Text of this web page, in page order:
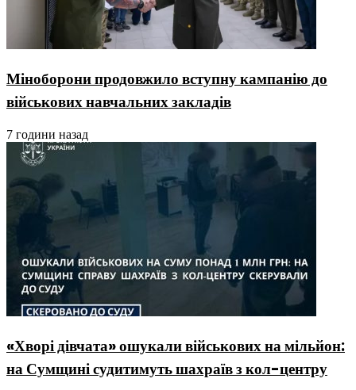
Міноборони продовжило вступну кампанію до
військових навчальних закладів
7 години назад
«Хворі дівчата» ошукали військових на мільйон:
на Сумщині судитимуть шахраїв з кол-центру